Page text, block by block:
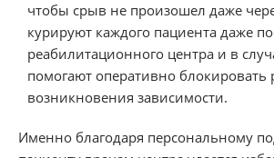
чтобы срыв не произошел даже
курируют каждого пациента даже
реабилитационного центра и в
помогают оперативно блокировать
возникновения зависимости.
Именно благодаря персональному